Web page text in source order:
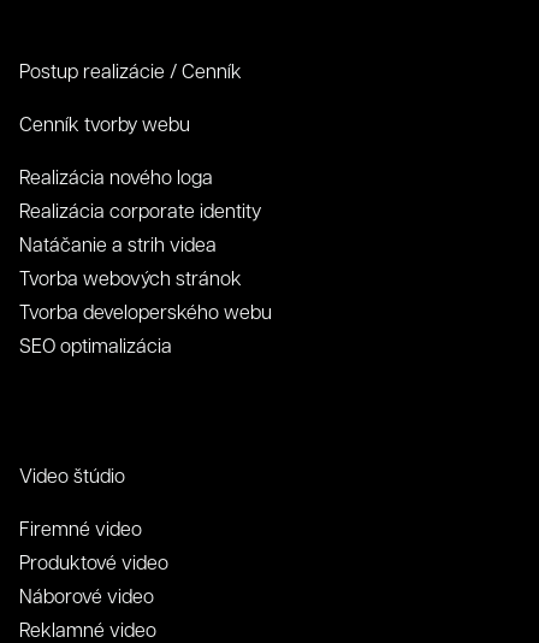
napíšte číslicami "tridvajedna":
Postup realizácie / Cenník
Cenník tvorby webu
Realizácia nového loga
Realizácia corporate identity
Natáčanie a strih videa
Tvorba webových stránok
Tvorba developerského webu
SEO optimalizácia
Video štúdio
Firemné video
Produktové video
Náborové video
Reklamné video